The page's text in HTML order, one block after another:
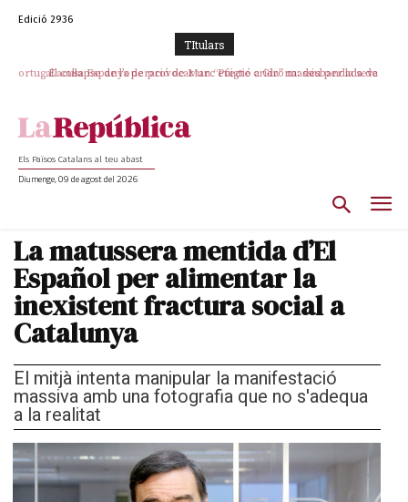
Edició 2936
TItulars
El col·lapse de l’operació de Marc Puigtió a Girona: desbandada de
Els Països Catalans al teu abast
Diumenge, 09 de agost del 2026
La matussera mentida d’El
Español per alimentar la
inexistent fractura social a
Catalunya
El mitjà intenta manipular la manifestació
massiva amb una fotografia que no s'adequa
a la realitat